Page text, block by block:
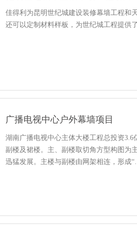
佳得利为昆明世纪城建设装修幕墙工程和
还可以定制材料样板，为世纪城工程提供
广播电视中心户外幕墙项目
湖南广播电视中心主体大楼工程总投资3.6
副楼及裙楼。主、副楼取切角方型构图为
迅猛发展。主楼与副楼由网架相连，形成